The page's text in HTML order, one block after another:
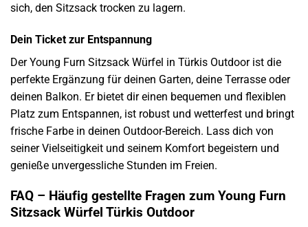
sich, den Sitzsack trocken zu lagern.
Dein Ticket zur Entspannung
Der Young Furn Sitzsack Würfel in Türkis Outdoor ist die
perfekte Ergänzung für deinen Garten, deine Terrasse oder
deinen Balkon. Er bietet dir einen bequemen und flexiblen
Platz zum Entspannen, ist robust und wetterfest und bringt
frische Farbe in deinen Outdoor-Bereich. Lass dich von
seiner Vielseitigkeit und seinem Komfort begeistern und
genieße unvergessliche Stunden im Freien.
FAQ – Häufig gestellte Fragen zum Young Furn
Sitzsack Würfel Türkis Outdoor